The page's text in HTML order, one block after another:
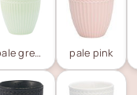
pale green pale pink